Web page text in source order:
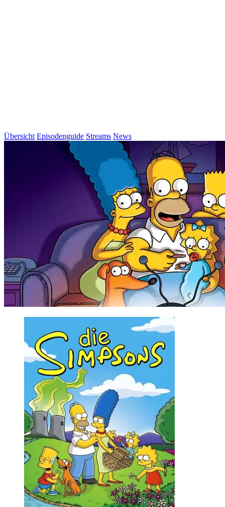
Übersicht Episodenguide Streams News